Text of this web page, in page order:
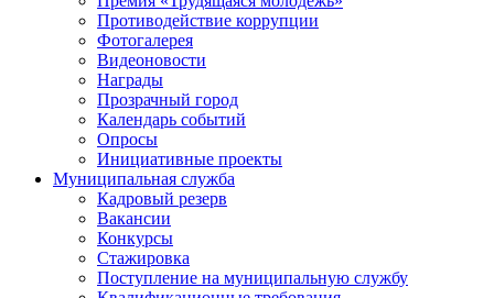
Противодействие коррупции
Фотогалерея
Видеоновости
Награды
Прозрачный город
Календарь событий
Опросы
Инициативные проекты
Муниципальная служба
Кадровый резерв
Вакансии
Конкурсы
Стажировка
Поступление на муниципальную службу